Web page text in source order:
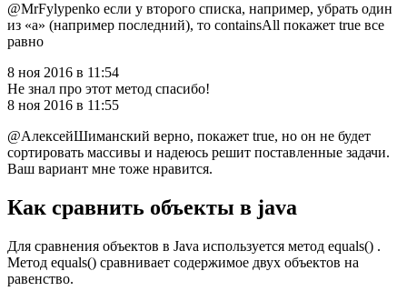
@MrFylypenko если у второго списка, например, убрать один
из «a» (например последний), то containsAll покажет true все
равно
8 ноя 2016 в 11:54
Не знал про этот метод спасибо!
8 ноя 2016 в 11:55
@АлексейШиманский верно, покажет true, но он не будет
сортировать массивы и надеюсь решит поставленные задачи.
Ваш вариант мне тоже нравится.
Как сравнить объекты в java
Для сравнения объектов в Java используется метод equals() .
Метод equals() сравнивает содержимое двух объектов на
равенство.